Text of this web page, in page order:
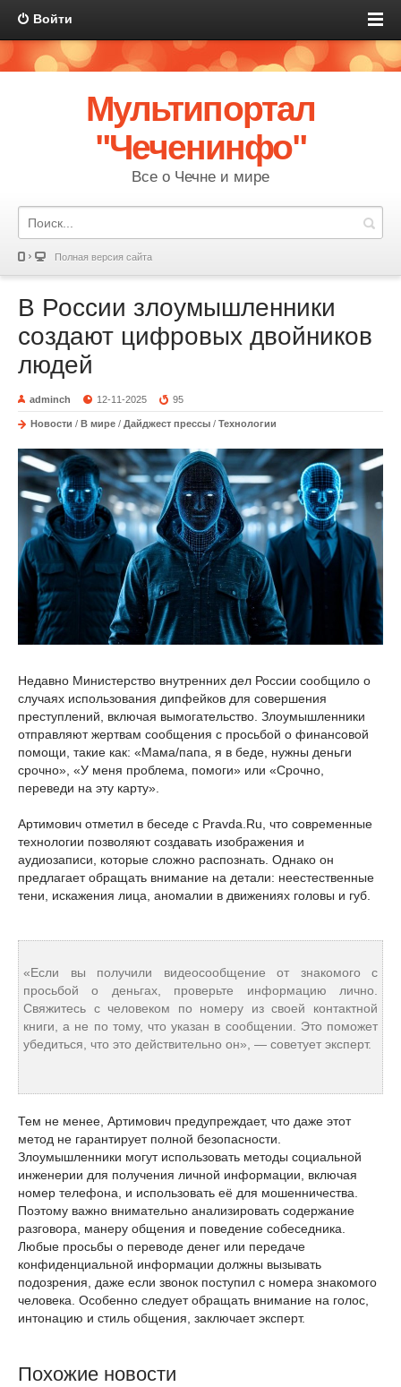
Войти
Мультипортал
"Чеченинфо"
Все о Чечне и мире
Полная версия сайта
В России злоумышленники
создают цифровых двойников
людей
adminch 12-11-2025 95
Новости / В мире / Дайджест прессы / Технологии
Недавно Министерство внутренних дел России сообщило о
случаях использования дипфейков для совершения
преступлений, включая вымогательство. Злоумышленники
отправляют жертвам сообщения с просьбой о финансовой
помощи, такие как: «Мама/папа, я в беде, нужны деньги
срочно», «У меня проблема, помоги» или «Срочно,
переведи на эту карту».
Артимович отметил в беседе с Pravda.Ru, что современные
технологии позволяют создавать изображения и
аудиозаписи, которые сложно распознать. Однако он
предлагает обращать внимание на детали: неестественные
тени, искажения лица, аномалии в движениях головы и губ.
«Если вы получили видеосообщение от знакомого с
просьбой о деньгах, проверьте информацию лично.
Свяжитесь с человеком по номеру из своей контактной
книги, а не по тому, что указан в сообщении. Это поможет
убедиться, что это действительно он», — советует эксперт.
Тем не менее, Артимович предупреждает, что даже этот
метод не гарантирует полной безопасности.
Злоумышленники могут использовать методы социальной
инженерии для получения личной информации, включая
номер телефона, и использовать её для мошенничества.
Поэтому важно внимательно анализировать содержание
разговора, манеру общения и поведение собеседника.
Любые просьбы о переводе денег или передаче
конфиденциальной информации должны вызывать
подозрения, даже если звонок поступил с номера знакомого
человека. Особенно следует обращать внимание на голос,
интонацию и стиль общения, заключает эксперт.
Похожие новости